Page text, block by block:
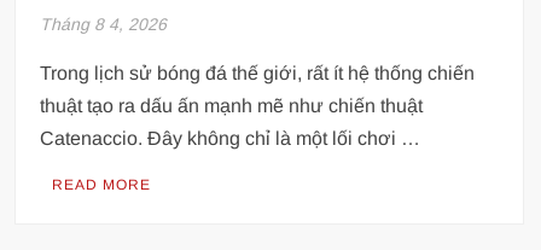
Tháng 8 4, 2026
Trong lịch sử bóng đá thế giới, rất ít hệ thống chiến
thuật tạo ra dấu ấn mạnh mẽ như chiến thuật
Catenaccio. Đây không chỉ là một lối chơi …
READ MORE